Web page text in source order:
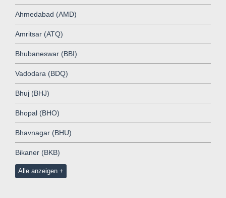
Ahmedabad (AMD)
Amritsar (ATQ)
Bhubaneswar (BBI)
Vadodara (BDQ)
Bhuj (BHJ)
Bhopal (BHO)
Bhavnagar (BHU)
Bikaner (BKB)
Alle anzeigen